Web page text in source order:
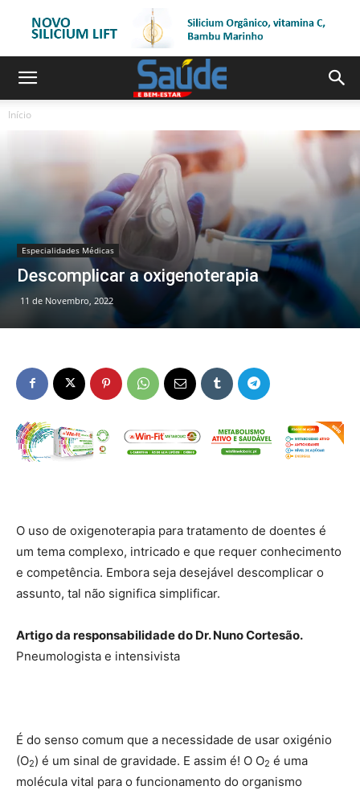
Início
Especialidades Médicas
Descomplicar a oxigenoterapia
11 de Novembro, 2022
O uso de oxigenoterapia para tratamento de doentes é
um tema complexo, intricado e que requer conhecimento
e competência. Embora seja desejável descomplicar o
assunto, tal não significa simplificar.
Artigo da responsabilidade do Dr. Nuno Cortesão.
Pneumologista e intensivista
É do senso comum que a necessidade de usar oxigénio
(O2) é um sinal de gravidade. E assim é! O O2 é uma
molécula vital para o funcionamento do organismo